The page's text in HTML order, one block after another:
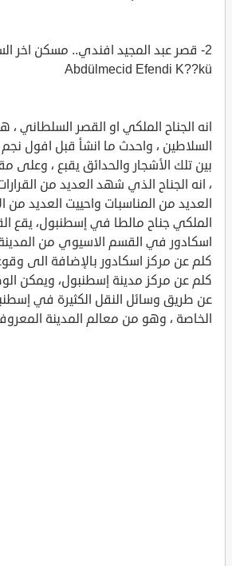
2- قصر عبد المجيد افندي.. مسكن اخر
Abdülmecid Efendi K??kü
انه الجناح الملكي او القصر السلطاني ،
السلاطين ، واحدث ما انشأ قبل افول نجم
بين تلك الأشجار والحدائق يقبع ، وعلى
، انه الجناح الذي شهد العديد من
العديد من المناسبات واحييت العديد من
الملكي جناح مالطا في إسطنبول، يقع
كلم عن مركز مدينة إسطنبول، ويمكن
عن طريق وسائل النقل الكثيرة في
الخاصة ، وهو من معالم المدينة